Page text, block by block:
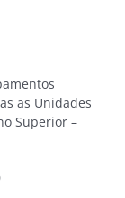
as Unidades
Superior –